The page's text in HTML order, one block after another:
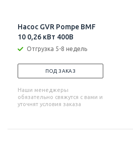
Насос GVR Pompe BMF
10 0,26 кВт 400В
Отгрузка 5-8 недель
ПОД ЗАКАЗ
Наши менеджеры
обязательно свяжутся с вами и
уточнят условия заказа